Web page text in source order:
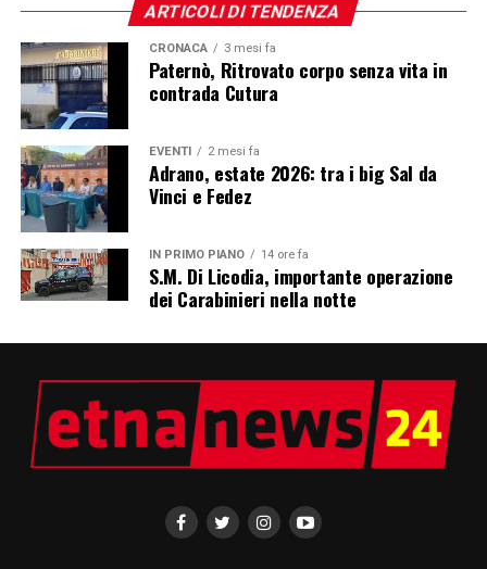
ARTICOLI DI TENDENZA
CRONACA 3 mesi fa
Paternò, Ritrovato corpo senza vita in
contrada Cutura
EVENTI 2 mesi fa
Adrano, estate 2026: tra i big Sal da
Vinci e Fedez
IN PRIMO PIANO 14 ore fa
S.M. Di Licodia, importante operazione
dei Carabinieri nella notte